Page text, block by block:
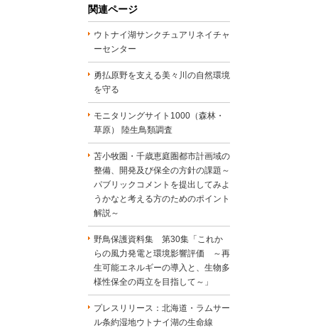
関連ページ
ウトナイ湖サンクチュアリネイチャ
ーセンター
勇払原野を支える美々川の自然環境
を守る
モニタリングサイト1000（森林・
草原） 陸生鳥類調査
苫小牧圏・千歳恵庭圏都市計画域の
整備、開発及び保全の方針の課題～
パブリックコメントを提出してみよ
うかなと考える方のためのポイント
解説～
野鳥保護資料集 第30集「これか
らの風力発電と環境影響評価 ～再
生可能エネルギーの導入と、生物多
様性保全の両立を目指して～」
プレスリリース：北海道・ラムサー
ル条約湿地ウトナイ湖の生命線